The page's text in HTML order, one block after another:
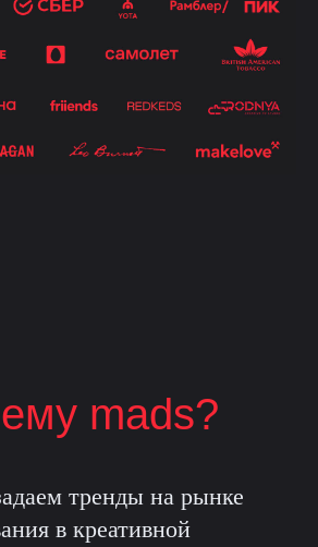
mads?
тренды на рынке
в креативной